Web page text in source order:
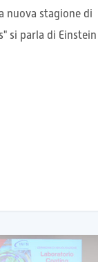
nuova stagione di
si parla di Einstein